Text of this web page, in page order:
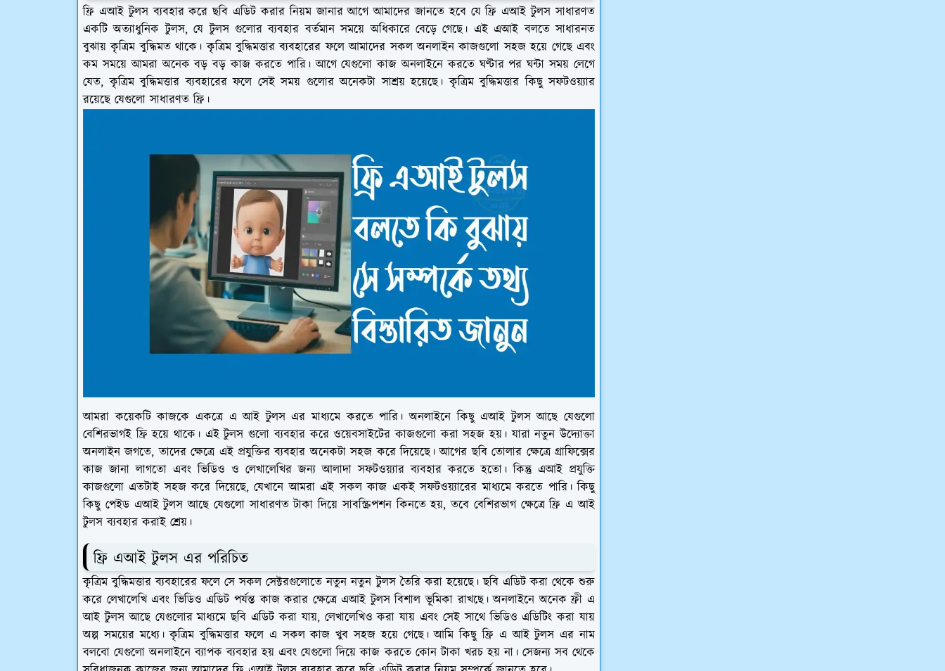
ফ্রি এআই টুলস ব্যবহার করে ছবি এডিট করার নিয়ম জানার আগে আমাদের জানতে হবে যে ফ্রি এআই টুলস সাধারণত
একটি অত্যাধুনিক টুলস, যে টুলস গুলোর ব্যবহার বর্তমান সময়ে অধিকারে বেড়ে গেছে। এই এআই বলতে সাধারনত
বুঝায় কৃত্রিম বুদ্ধিমত থাকে। কৃত্রিম বুদ্ধিমত্তার ব্যবহারের ফলে আমাদের সকল অনলাইন কাজগুলো সহজ হয়ে গেছে এবং
কম সময়ে আমরা অনেক বড় বড় কাজ করতে পারি। আগে যেগুলো কাজ অনলাইনে করতে ঘণ্টার পর ঘন্টা সময় লেগে
যেত, কৃত্রিম বুদ্ধিমত্তার ব্যবহারের ফলে সেই সময় গুলোর অনেকটা সাশ্রয় হয়েছে। কৃত্রিম বুদ্ধিমত্তার কিছু সফটওয়্যার
রয়েছে যেগুলো সাধারণত ফ্রি।
আমরা কয়েকটি কাজকে একত্রে এ আই টুলস এর মাধ্যমে করতে পারি। অনলাইনে কিছু এআই টুলস আছে যেগুলো
বেশিরভাগই ফ্রি হয়ে থাকে। এই টুলস গুলো ব্যবহার করে ওয়েবসাইটের কাজগুলো করা সহজ হয়। যারা নতুন উদ্যোক্তা
অনলাইন জগতে, তাদের ক্ষেত্রে এই প্রযুক্তির ব্যবহার অনেকটা সহজ করে দিয়েছে। আগের ছবি তোলার ক্ষেত্রে গ্রাফিক্সের
কাজ জানা লাগতো এবং ভিডিও ও লেখালেখির জন্য আলাদা সফটওয়্যার ব্যবহার করতে হতো। কিন্তু এআই প্রযুক্তি
কাজগুলো এতটাই সহজ করে দিয়েছে, যেখানে আমরা এই সকল কাজ একই সফটওয়্যারের মাধ্যমে করতে পারি। কিছু
কিছু পেইড এআই টুলস আছে যেগুলো সাধারণত টাকা দিয়ে সাবস্ক্রিপশন কিনতে হয়, তবে বেশিরভাগ ক্ষেত্রে ফ্রি এ আই
টুলস ব্যবহার করাই শ্রেয়।
ফ্রি এআই টুলস এর পরিচিত
কৃত্রিম বুদ্ধিমত্তার ব্যবহারের ফলে সে সকল সেক্টরগুলোতে নতুন নতুন টুলস তৈরি করা হয়েছে। ছবি এডিট করা থেকে শুরু
করে লেখালেখি এবং ভিডিও এডিট পর্যন্ত কাজ করার ক্ষেত্রে এআই টুলস বিশাল ভূমিকা রাখছে। অনলাইনে অনেক ফ্রী এ
আই টুলস আছে যেগুলোর মাধ্যমে ছবি এডিট করা যায়, লেখালেখিও করা যায় এবং সেই সাথে ভিডিও এডিটিং করা যায়
অল্প সময়ের মধ্যে। কৃত্রিম বুদ্ধিমত্তার ফলে এ সকল কাজ খুব সহজ হয়ে গেছে। আমি কিছু ফ্রি এ আই টুলস এর নাম
বলবো যেগুলো অনলাইনে ব্যাপক ব্যবহার হয় এবং যেগুলো দিয়ে কাজ করতে কোন টাকা খরচ হয় না। সেজন্য সব থেকে